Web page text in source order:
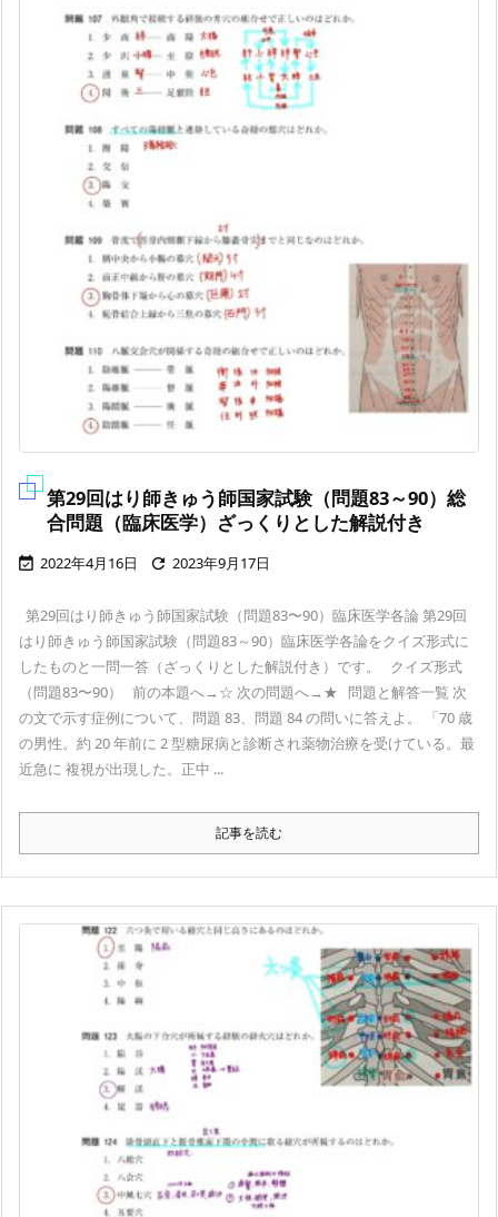
第29回はり師きゅう師国家試験（問題83～90）総
合問題（臨床医学）ざっくりとした解説付き
 2022年4月16日  2023年9月17日
第29回はり師きゅう師国家試験（問題83〜90）臨床医学各論 第29回
はり師きゅう師国家試験（問題83～90）臨床医学各論をクイズ形式に
したものと一問一答（ざっくりとした解説付き）です。 クイズ形式
（問題83〜90） 前の本題へ→☆ 次の問題へ→★ 問題と解答一覧 次
の文で示す症例について、問題 83、問題 84 の問いに答えよ。 「70 歳
の男性。約 20 年前に 2 型糖尿病と診断され薬物治療を受けている。最
近急に 複視が出現した。正中 ...
記事を読む